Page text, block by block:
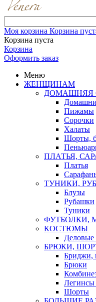
Моя корзина Корзина
Корзина пуста
Корзина
Оформить заказ
Меню
ЖЕНЩИНАМ
ДОМАШНЯЯ
Пижамы
Сорочки
Халаты
Шорты,
ПЛАТЬЯ,
Платья
ТУНИКИ,
Блузы
Рубашки
Туники
ФУТБОЛКИ,
КОСТЮМЫ
БРЮКИ,
Бриджи,
Брюки
Шорты